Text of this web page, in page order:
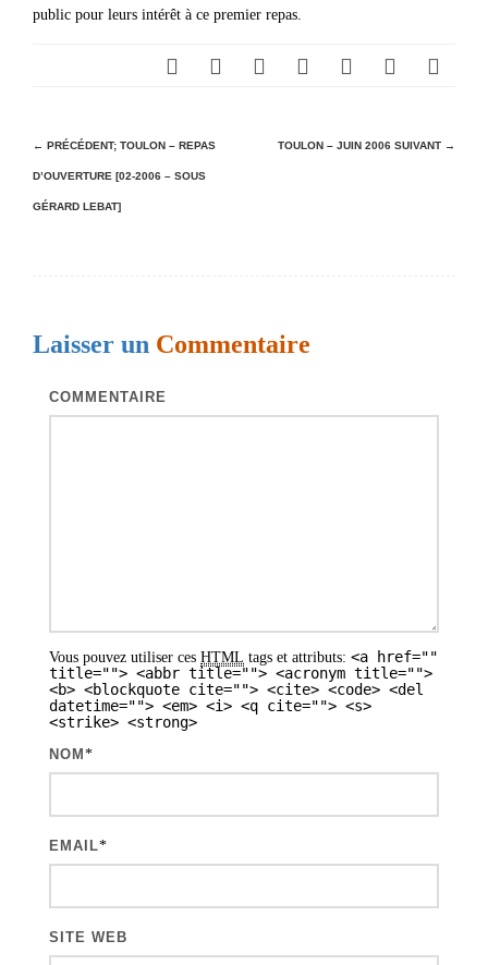
public pour leurs intérêt à ce premier repas.
N
a
v
t
← PRÉCÉDENT; TOULON – REPAS
D’OUVERTURE [02-2006 – SOUS
GÉRARD LEBAT]
TOULON – JUIN 2006 SUIVANT →
Laisser un Commentaire
COMMENTAIRE
Vous pouvez utiliser ces HTML tags et attributs: <a href=""
title=""> <abbr title=""> <acronym title="">
<b> <blockquote cite=""> <cite> <code> <del
datetime=""> <em> <i> <q cite=""> <s>
<strike> <strong>
NOM *
EMAIL*
SITE WEB